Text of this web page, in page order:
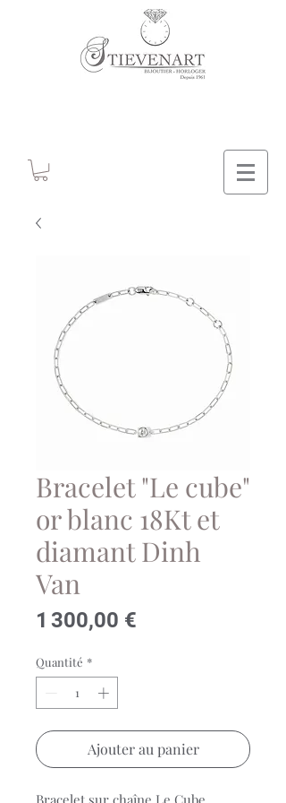
Bracelet "Le cube"
or blanc 18Kt et
diamant Dinh
Van
1 300,00 €
Quantité *
Ajouter au panier
Bracelet sur chaîne Le Cube